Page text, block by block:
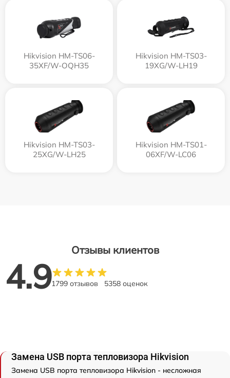
Hikvision HM-TS06-
35XF/W-OQH35
Hikvision HM-TS03-
19XG/W-LH19
Hikvision HM-TS03-
25XG/W-LH25
Hikvision HM-TS01-
06XF/W-LC06
Отзывы клиентов
4.91799 отзывов 5358 оценок
Замена USB порта тепловизора Hikvision
Замена USB порта тепловизора Hikvision - несложная